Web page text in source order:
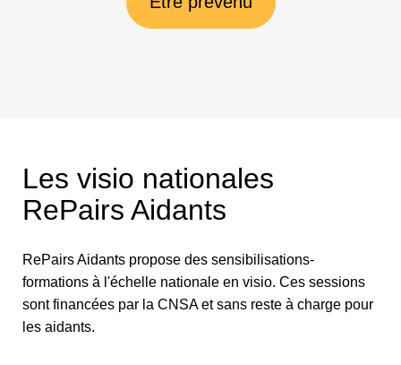
Les visio nationales
RePairs Aidants
RePairs Aidants propose des sensibilisations-
formations à l'échelle nationale en visio. Ces sessions
sont financées par la CNSA et sans reste à charge pour
les aidants.